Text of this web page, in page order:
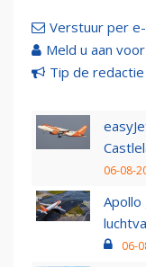
Verstuur per
Meld u aan
Tip de redactie
06-08-
Apollo
06-